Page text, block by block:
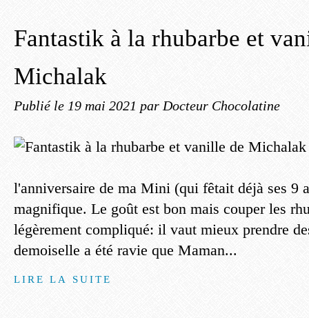
Fantastik à la rhubarbe et
Michalak
Publié le 19 mai 2021 par Docteur Chocolatine
l'anniversaire de ma Mini (qui fêtait déjà ses 9
magnifique. Le goût est bon mais couper les
légèrement compliqué: il vaut mieux prendre
demoiselle a été ravie que Maman...
LIRE LA SUITE